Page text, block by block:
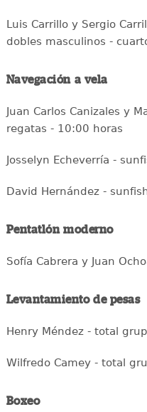
Luis Carrillo y Sergio
dobles masculinos -
Navegación a vela
Juan Carlos Canizales y
regatas - 10:00 horas
Josselyn Echeverría -
David Hernández -
Pentatlón moderno
Sofía Cabrera y Juan
Levantamiento de pesas
Henry Méndez - total
Wilfredo Camey - total
Boxeo